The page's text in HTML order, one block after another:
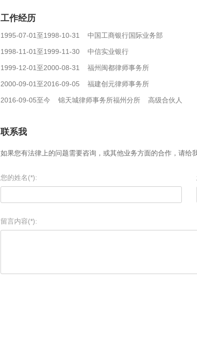
工作经历
1995-07-01至1998-10-31 中国工商银行国际业务部
1998-11-01至1999-11-30 中信实业银行
1999-12-01至2000-08-31 福州闽都律师事务所
2000-09-01至2016-09-05 福建创元律师事务所
2016-09-05至今 锦天城律师事务所福州分所 高级合伙人
联系我
如果您有法律上的问题需要咨询，或其他业务方面的合作，请给
您的姓名(*):
留言内容(*):